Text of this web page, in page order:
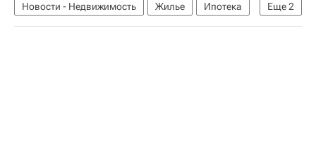
Еще2
Новости - Недвижимость Жилье
Ипотека
Министерство строительства и жилищно-коммунального хозяйства РФ (Минстрой России)